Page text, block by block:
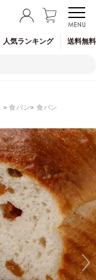
人気ランキング 送料無
食パン
食パン